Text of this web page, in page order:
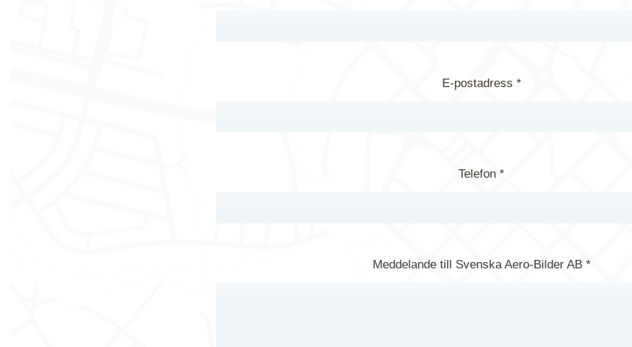
E-postadress *
Telefon *
Meddelande till Svenska Aero-Bilder AB *